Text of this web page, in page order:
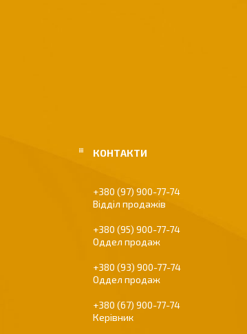
+380 (97) 900-77-74
Відділ продажів
+380 (95) 900-77-74
Оддел продаж
+380 (93) 900-77-74
Оддел продаж
+380 (67) 900-77-74
Керівник